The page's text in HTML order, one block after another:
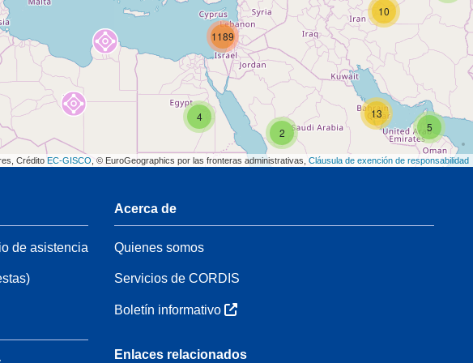
5
10
39
2
13
4
1189
Crédito EC-GISCO , © EuroGeographics por las fronteras administrativas, Cláusula de exención de responsabilidad
de asistencia
Acerca de
Quienes somos
Servicios de CORDIS
Boletín informativo
Enlaces relacionados